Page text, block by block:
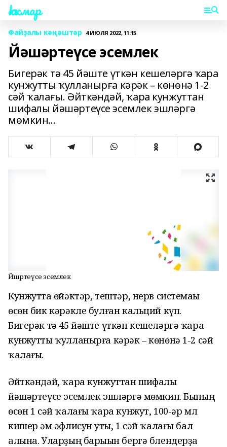
Һаҡмар
Файҙалы кәңәштәр 4 ИЮЛЯ 2022, 11:15
Йәшәртеүсе эсемлек
Бигерәк тә 45 йәште үткән кешеләргә ҡара
кунжутты ҡулланырға кәрәк – көнөнә 1-2
сәй ҡалағы. Әйткәндәй, ҡара кунжуттан
шифалы йәшәртеүсе эсемлек эшләргә
мөмкин...
Йәшәртеүсе эсемлек
Кунжутта һөйәктәр, тештәр, нерв системаһы
өсөн бик кәрәкле булған кальций күп.
Бигерәк тә 45 йәште үткән кешеләргә ҡара
кунжутты ҡулланырға кәрәк – көнөнә 1-2 сәй
ҡалағы.
Әйткәндәй, ҡара кунжуттан шифалы
йәшәртеүсе эсемлек эшләргә мөмкин. Бының
өсөн 1 сәй ҡалағы ҡара кунжут, 100-әр мл
кишер һәм әфлисун һуты, 1 сәй ҡалағы бал
алына. Уларҙың барыһын бергә блендерҙа